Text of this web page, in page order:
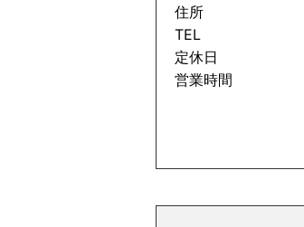
住所
TEL
定休日
営業時間